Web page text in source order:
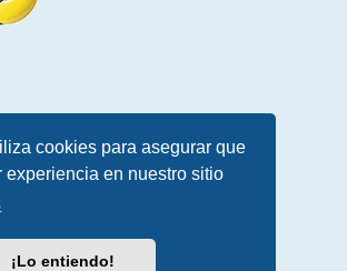
cookies para asegurar que
experiencia en nuestro sitio
¡Lo entiendo!